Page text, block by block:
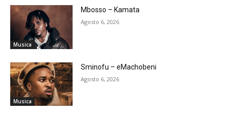
Musica
Mbosso – Kamata
Agosto 6, 2026
Musica
Sminofu – eMachobeni
Agosto 6, 2026